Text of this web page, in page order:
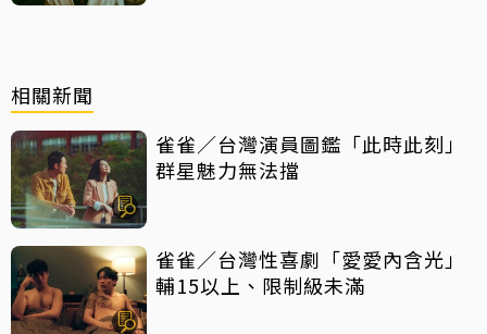
相關新聞
雀雀／台灣演員圖鑑「此時此刻」
群星魅力無法擋
雀雀／台灣性喜劇「愛愛內含光」
輔15以上、限制級未滿